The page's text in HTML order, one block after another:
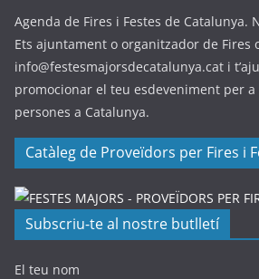
Agenda de Fires i Festes de Catalunya.
Ets ajuntament o organitzador de Fires
info@festesmajorsdecatalunya.cat i
promocionar el teu esdeveniment per
persones a Catalunya.
Catàleg de Proveïdors per Fires i
Subscriu-te al nostre butlletí
El teu nom